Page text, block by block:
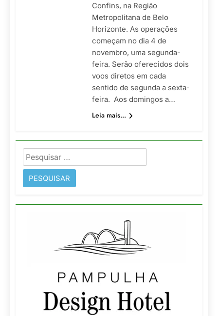
Confins, na Região
Metropolitana de Belo
Horizonte. As operações
começam no dia 4 de
novembro, uma segunda-
feira. Serão oferecidos dois
voos diretos em cada
sentido de segunda a sexta-
feira. Aos domingos a…
Leia mais...
Pesquisar
por: